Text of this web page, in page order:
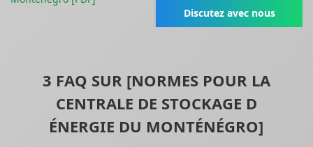
Discutez avec nous
3 FAQ SUR [NORMES POUR LA
CENTRALE DE STOCKAGE D
ÉNERGIE DU MONTÉNÉGRO]